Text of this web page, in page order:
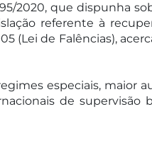
2020, que dispunha
referente à
(Lei de Falências),
especiais, maior
de supervisão